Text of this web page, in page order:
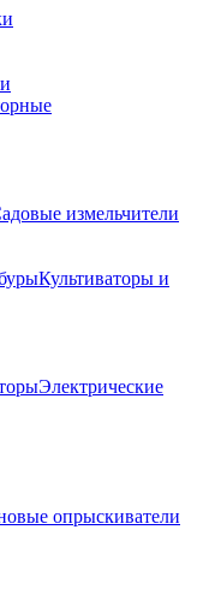
измельчители
Культиваторы и
Электрические
опрыскиватели